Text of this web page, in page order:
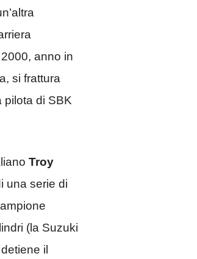
anno in
si frattura
pilota di SBK
Troy
una serie di
(la Suzuki
il